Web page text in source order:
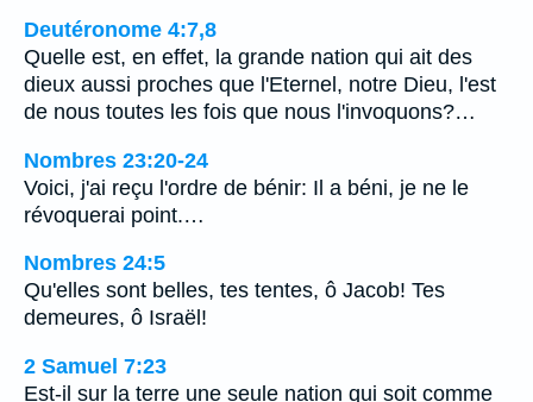
Deutéronome 4:7,8
Quelle est, en effet, la grande nation qui ait des
dieux aussi proches que l'Eternel, notre Dieu, l'est
de nous toutes les fois que nous l'invoquons?…
Nombres 23:20-24
Voici, j'ai reçu l'ordre de bénir: Il a béni, je ne le
révoquerai point.…
Nombres 24:5
Qu'elles sont belles, tes tentes, ô Jacob! Tes
demeures, ô Israël!
2 Samuel 7:23
Est-il sur la terre une seule nation qui soit comme